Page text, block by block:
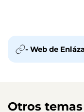
- Web de
Otros